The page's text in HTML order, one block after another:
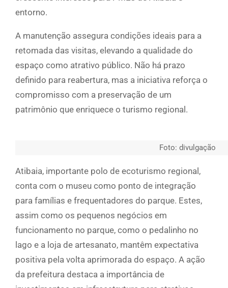
entorno.
A manutenção assegura condições ideais para a
retomada das visitas, elevando a qualidade do
espaço como atrativo público. Não há prazo
definido para reabertura, mas a iniciativa reforça o
compromisso com a preservação de um
patrimônio que enriquece o turismo regional.
Foto: divulgação
Atibaia, importante polo de ecoturismo regional,
conta com o museu como ponto de integração
para famílias e frequentadores do parque. Estes,
assim como os pequenos negócios em
funcionamento no parque, como o pedalinho no
lago e a loja de artesanato, mantêm expectativa
positiva pela volta aprimorada do espaço. A ação
da prefeitura destaca a importância de